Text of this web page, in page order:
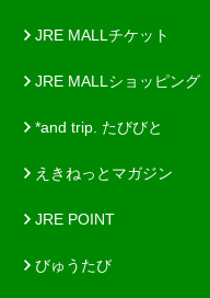
JRE MALLチケット
JRE MALLショッピング
*and trip. たびびと
えきねっとマガジン
JRE POINT
びゅうたび